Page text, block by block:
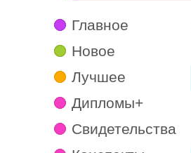
Главное
Новое
Лучшее
Дипломы+
Свидетельства